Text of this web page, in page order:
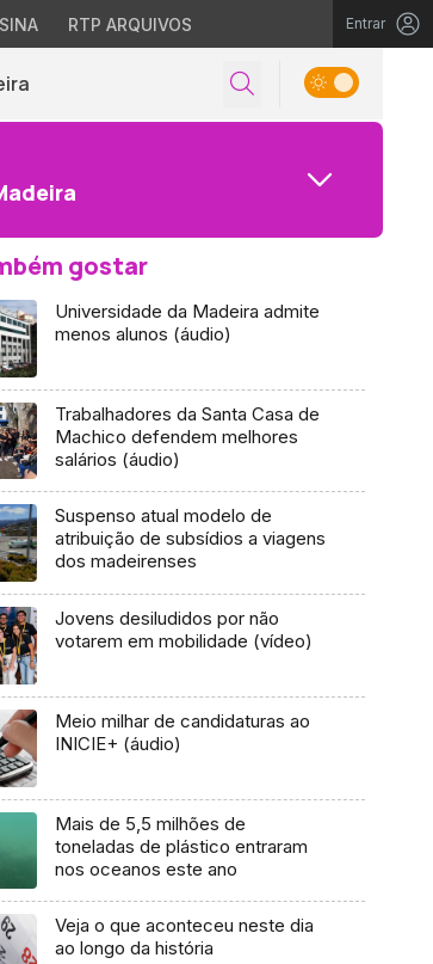
RTP ARQUIVOS Entrar
gostar
Universidade da Madeira admite
menos alunos (áudio)
Trabalhadores da Santa Casa de
Machico defendem melhores
salários (áudio)
Suspenso atual modelo de
atribuição de subsídios a viagens
dos madeirenses
Jovens desiludidos por não
votarem em mobilidade (vídeo)
Meio milhar de candidaturas ao
INICIE+ (áudio)
Mais de 5,5 milhões de
toneladas de plástico entraram
nos oceanos este ano
Veja o que aconteceu neste dia
ao longo da história